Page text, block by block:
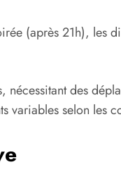
(après 21h), les
des
variables selon les